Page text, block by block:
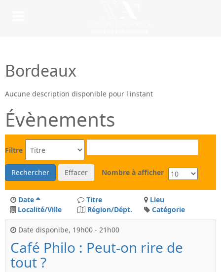
Bordeaux
Aucune description disponible pour l'instant
Évènements
Filtre
Rechercher Effacer Nombre à afficher
Date Titre
Lieu
Localité/Ville
Région/Dépt. Catégorie
Date disponibe, 19h00 - 21h00
Café Philo : Peut-on rire de
tout ?